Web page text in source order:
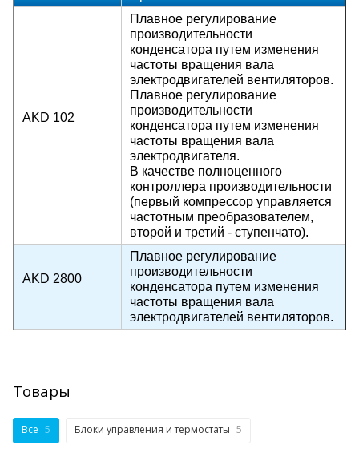
AKD 102
Плавное регулирование
производительности
конденсатора путем изменения
частоты вращения вала
электродвигателей вентиляторов.
Плавное регулирование
производительности
конденсатора путем изменения
частоты вращения вала
электродвигателя.
В качестве полноценного
контроллера производительности
(первый компрессор управляется
частотным преобразователем,
второй и третий - ступенчато).
AKD 2800
Плавное регулирование
производительности
конденсатора путем изменения
частоты вращения вала
электродвигателей вентиляторов.
Товары
Все 5 Блоки управления и термостаты 5